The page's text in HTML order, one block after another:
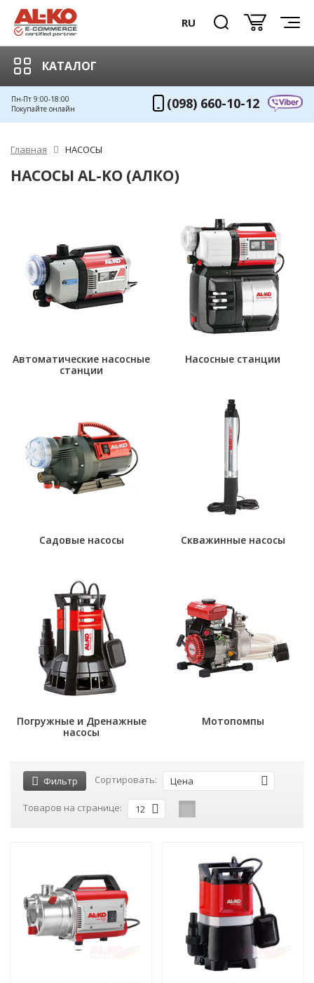
RU
КАТАЛОГ
Пн-Пт 9:00-18:00
Покупайте онлайн
(098) 660-10-12
Главная НАСОСЫ
НАСОСЫ AL-KO (АЛКО)
Автоматические насосные
станции
Насосные станции
Садовые насосы Скважинные насосы
Погружные и Дренажные
насосы
Мотопомпы
Фильтр Сортировать: Цена
Товаров на странице: 12